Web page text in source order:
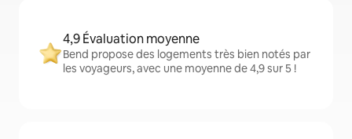
4,9 Évaluation moyenne
Bend propose des logements très bien notés par
les voyageurs, avec une moyenne de 4,9 sur 5 !